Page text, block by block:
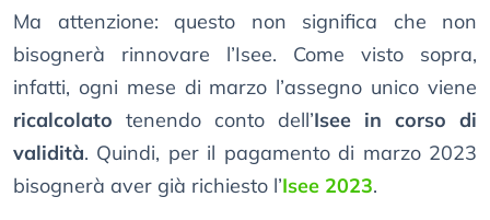
Ma attenzione: questo non significa che non
bisognerà rinnovare l’Isee. Come visto sopra,
infatti, ogni mese di marzo l’assegno unico viene
ricalcolato tenendo conto dell’Isee in corso di
validità. Quindi, per il pagamento di marzo 2023
bisognerà aver già richiesto l’Isee 2023.